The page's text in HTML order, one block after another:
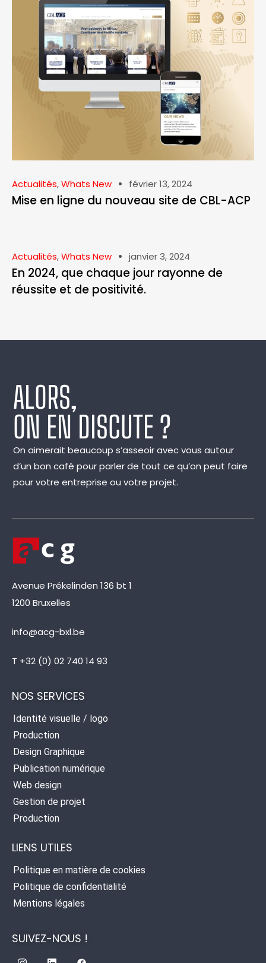
Actualités,Whats New février 13, 2024
Mise en ligne du nouveau site de CBL-ACP
Actualités,Whats New janvier 3, 2024
En 2024, que chaque jour rayonne de
réussite et de positivité.
ALORS,
ON EN DISCUTE ?
On aimerait beaucoup s’asseoir avec vous autour
d’un bon café pour parler de tout ce qu’on peut faire
pour votre entreprise ou votre projet.
Avenue Prékelinden 136 bt 1
1200 Bruxelles
info@acg-bxl.be
T +32 (0) 02 740 14 93
NOS SERVICES
Identité visuelle / logo
Production
Design Graphique
Publication numérique
Web design
Gestion de projet
Production
LIENS UTILES
Politique en matière de cookies
Politique de confidentialité
Mentions légales
SUIVEZ-NOUS !